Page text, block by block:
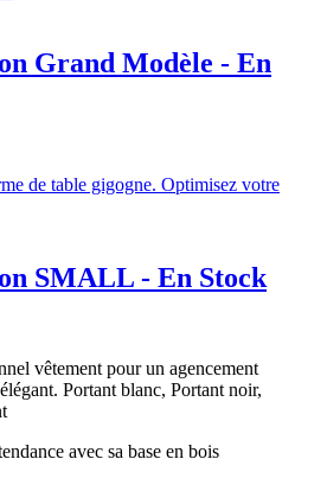
Grand Modèle - En
SMALL - En Stock
avec sa base en bois